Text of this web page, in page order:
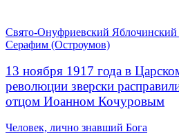
Свято-Онуфриевский
Серафим (Остроумов)
13 ноября 1917 года в
революции зверски
отцом Иоанном Кочуровым
Человек, лично знавший Бога